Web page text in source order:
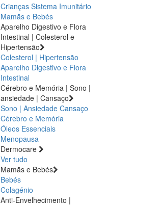
Crianças Sistema Imunitário
Mamãs e Bebés
Aparelho Digestivo e Flora
Intestinal | Colesterol e
Hipertensão
Colesterol | Hipertensão
Aparelho Digestivo e Flora
Intestinal
Cérebro e Memória | Sono |
ansiedade | Cansaço
Sono | Ansiedade Cansaço
Cérebro e Memória
Óleos Essenciais
Menopausa
Dermocare
Ver tudo
Mamãs e Bebés
Bebés
Colagénio
Anti-Envelhecimento |